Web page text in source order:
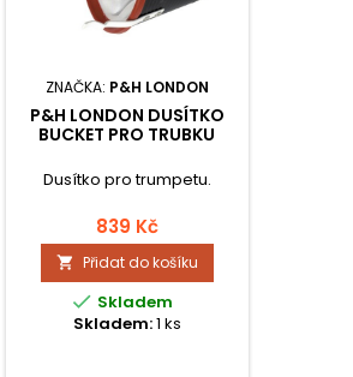
ZNAČKA: P&H LONDON
P&H LONDON DUSÍTKO
BUCKET PRO TRUBKU
Dusítko pro trumpetu.
839 Kč
 Přidat do košíku
 Skladem
Skladem:1 ks